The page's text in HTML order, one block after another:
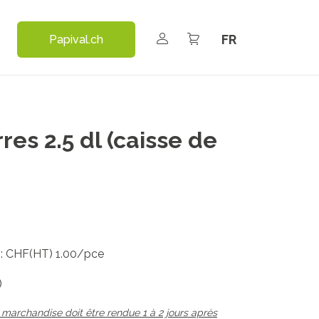
Papival.ch Select your language
2.5 dl (caisse de
CHF(HT) 1.00/pce
doit être rendue 1 à 2 jours après